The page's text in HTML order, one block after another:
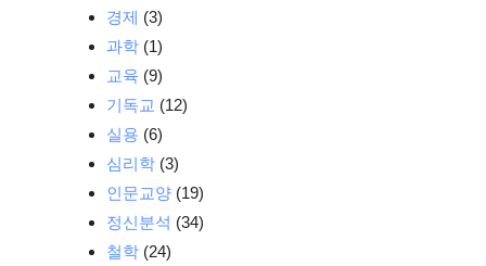
경제 (3)
과학(1)
교육 (9)
기독교 (12)
실용 (6)
심리학(3)
인문교양(19)
정신분석 (34)
철학(24)